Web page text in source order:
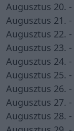
Augusztus 20. -
Augusztus 21. -
Augusztus 22. -
Augusztus 23. -
Augusztus 24. -
Augusztus 25. -
Augusztus 26. -
Augusztus 27. -
Augusztus 28. -